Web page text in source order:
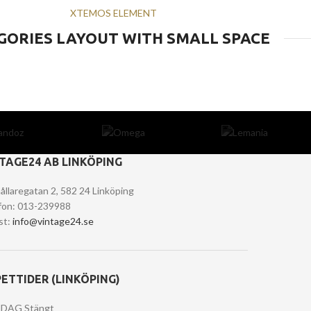
XTEMOS ELEMENT
LAYOUT WITH SMALL SPACE
AB LINKÖPING
2, 582 24 Linköping
013-239988
info@vintage24.se
(LINKÖPING)
Stängt